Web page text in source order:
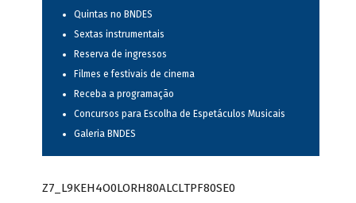
Quintas no BNDES
Sextas instrumentais
Reserva de ingressos
Filmes e festivais de cinema
Receba a programação
Concursos para Escolha de Espetáculos Musicais
Galeria BNDES
Z7_L9KEH4O0LORH80ALCLTPF80SE0